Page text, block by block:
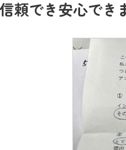
信頼でき安心でき